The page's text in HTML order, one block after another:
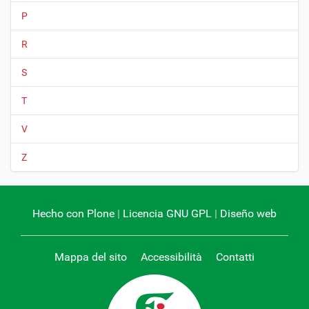
P
R
S
T
V
Z
Hecho con Plone | Licencia GNU GPL | Diseño web
Mappa del sito Accessibilità Contatti